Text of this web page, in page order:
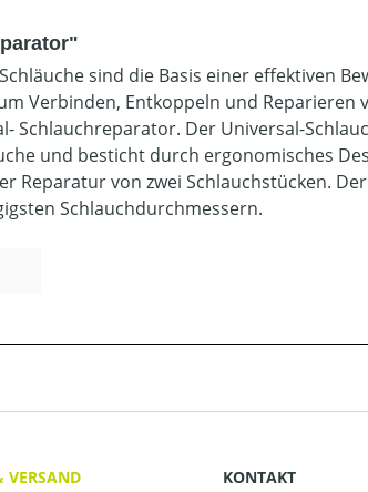
sind die Basis einer effektiven
Verbinden, Entkoppeln und Reparieren
Schlauchreparator. Der Universal-
und besticht durch ergonomisches
Reparatur von zwei Schlauchstücken.
Schlauchdurchmessern.
VERSAND
KONTAKT